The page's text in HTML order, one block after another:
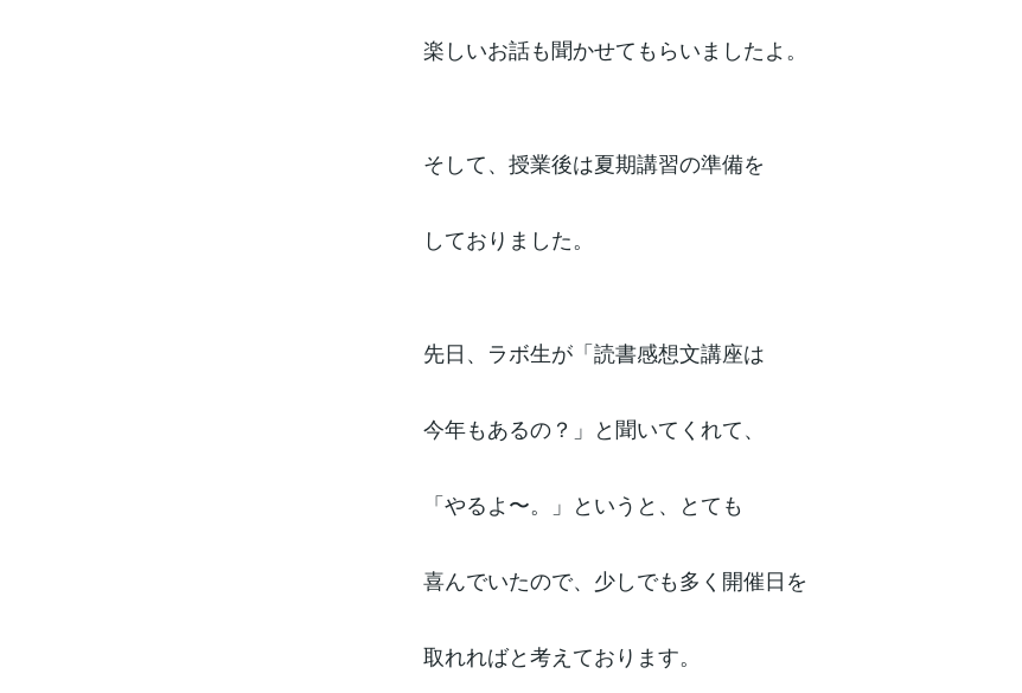
楽しいお話も聞かせてもらいましたよ。
そして、授業後は夏期講習の準備を
しておりました。
先日、ラボ生が「読書感想文講座は
今年もあるの？」と聞いてくれて、
「やるよ〜。」というと、とても
喜んでいたので、少しでも多く開催日を
取れればと考えております。